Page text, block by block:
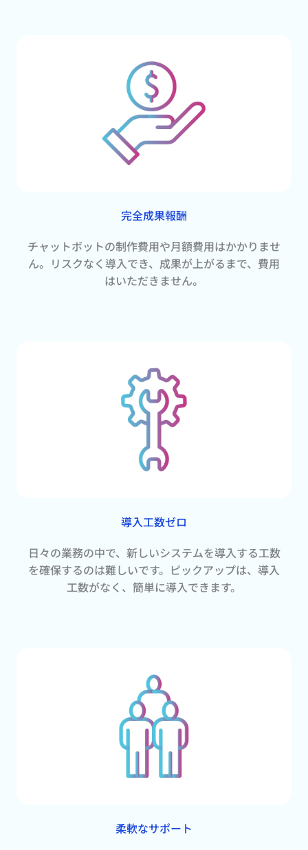
完全成果報酬
チャットボットの制作費用や月額費用はかかりませ
ん。リスクなく導入でき、成果が上がるまで、費用
はいただきません。
導入工数ゼロ
日々の業務の中で、新しいシステムを導入する工数
を確保するのは難しいです。ピックアップは、導入
工数がなく、簡単に導入できます。
柔軟なサポート